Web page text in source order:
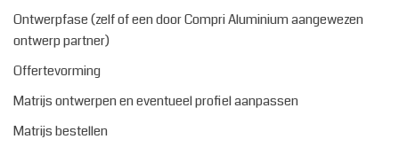
Ontwerpfase (zelf of een door Compri Aluminium aangewezen
ontwerp partner)
Offertevorming
Matrijs ontwerpen en eventueel profiel aanpassen
Matrijs bestellen